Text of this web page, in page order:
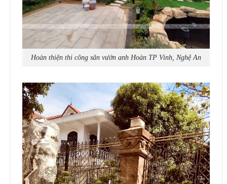
Hoàn thiện thi công sân vườn anh Hoàn TP Vinh, Nghệ An